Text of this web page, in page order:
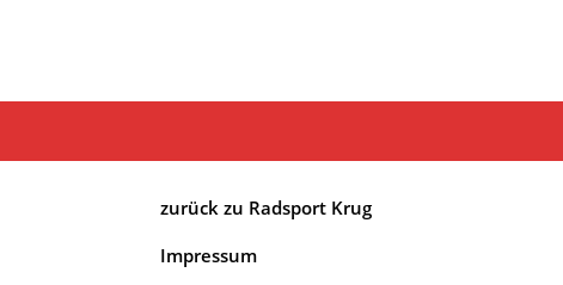
zurück zu Radsport Krug
Impressum